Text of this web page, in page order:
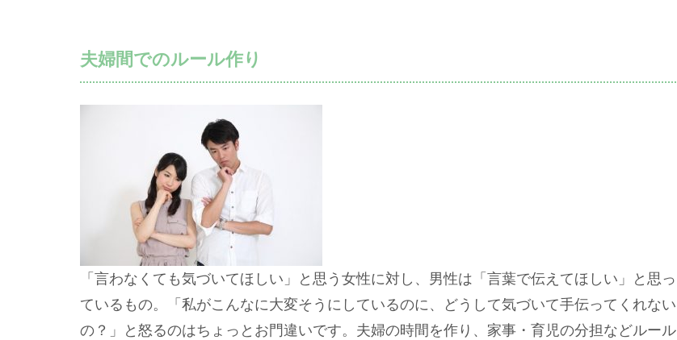
夫婦間でのルール作り
「言わなくても気づいてほしい」と思う女性に対し、男性は「言葉で伝えてほしい」と思っ
ているもの。「私がこんなに大変そうにしているのに、どうして気づいて手伝ってくれない
の？」と怒るのはちょっとお門違いです。夫婦の時間を作り、家事・育児の分担などルール